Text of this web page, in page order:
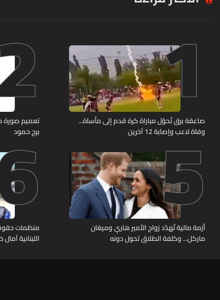
1
صاعقة برق تُحوّل مباراة كرة قدم إلى مأساة...
وفاة لاعب وإصابة 12 آخرين
برج حمود
5
أزمة مالية تُهدّد زواج الأمير هاري وميغان
ماركل... وكلفة الطلاق تحول دونه
منظمات
اللبنانية